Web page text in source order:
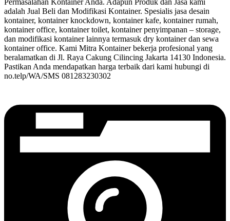
Permasalahan Kontainer Anda. Adapun Produk dan Jasa kami
adalah Jual Beli dan Modifikasi Kontainer. Spesialis jasa desain
kontainer, kontainer knockdown, kontainer kafe, kontainer rumah,
kontainer office, kontainer toilet, kontainer penyimpanan – storage,
dan modifikasi kontainer lainnya termasuk dry kontainer dan sewa
kontainer office. Kami Mitra Kontainer bekerja profesional yang
beralamatkan di Jl. Raya Cakung Cilincing Jakarta 14130 Indonesia.
Pastikan Anda mendapatkan harga terbaik dari kami hubungi di
no.telp/WA/SMS 081283230302